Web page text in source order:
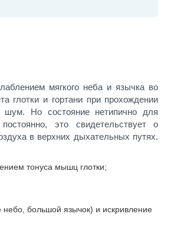
мягкого неба и язычка во
глотки и гортани при прохождении
шум. Но состояние нетипично для
это свидетельствует о
в верхних дыхательных путях.
тонуса мышц глотки;
небо, большой язычок) и искривление